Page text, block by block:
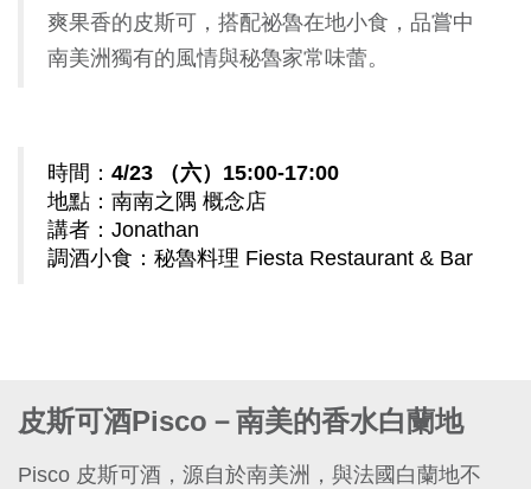
爽果香的皮斯可，搭配祕魯在地小食，品嘗中
南美洲獨有的風情與秘魯家常味蕾。
時間： 4/23 （六）15:00-17:00
地點：南南之隅 概念店
講者：Jonathan
調酒小食：秘魯料理 Fiesta Restaurant & Bar
皮斯可酒Pisco－南美的香水白蘭地
Pisco 皮斯可酒，源自於南美洲，與法國白蘭地不